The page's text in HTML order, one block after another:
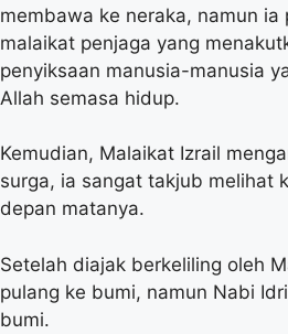
membawa ke neraka, namun ia
malaikat penjaga yang
penyiksaan manusia-manusia
Allah semasa hidup.
Kemudian, Malaikat Izrail
surga, ia sangat takjub melihat
depan matanya.
Setelah diajak berkeliling oleh
pulang ke bumi, namun Nabi
bumi.